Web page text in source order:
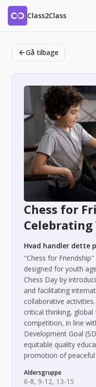
Class2Class
Gå tilbage
Chess for
Celebrating
Hvad handler dette
"Chess for
designed for youth
Chess Day by
and facilitating
collaborative
critical thinking, global
competition, in line
Development Goal
equitable quality
promotion of peaceful
Aldersgruppe
6-8, 9-12, 13-15